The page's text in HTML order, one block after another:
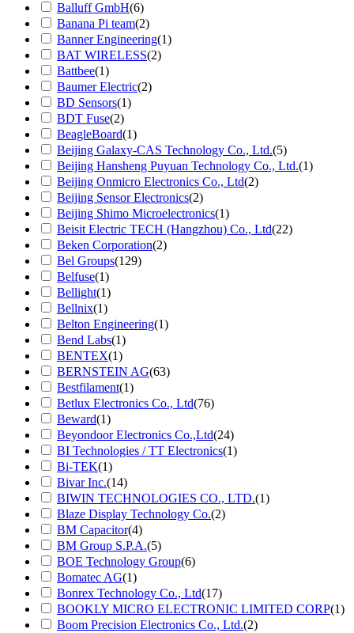
Balluff GmbH(6)
Banana Pi team(2)
Banner Engineering(1)
BAT WIRELESS(2)
Battbee(1)
Baumer Electric(2)
BD Sensors(1)
BDT Fuse(2)
BeagleBoard(1)
Beijing Galaxy-CAS Technology Co., Ltd.(5)
Beijing Hansheng Puyuan Technology Co., Ltd.(1)
Beijing Onmicro Electronics Co., Ltd(2)
Beijing Sensor Electronics(2)
Beijing Shimo Microelectronics(1)
Beisit Electric TECH (Hangzhou) Co., Ltd(22)
Beken Corporation(2)
Bel Groups(129)
Belfuse(1)
Bellight(1)
Bellnix(1)
Belton Engineering(1)
Bend Labs(1)
BENTEX(1)
BERNSTEIN AG(63)
Bestfilament(1)
Betlux Electronics Co., Ltd(76)
Beward(1)
Beyondoor Electronics Co.,Ltd(24)
BI Technologies / TT Electronics(1)
Bi-TEK(1)
Bivar Inc.(14)
BIWIN TECHNOLOGIES CO., LTD.(1)
Blaze Display Technology Co.(2)
BM Capacitor(4)
BM Group S.P.A.(5)
BOE Technology Group(6)
Bomatec AG(1)
Bonrex Technology Co., Ltd(17)
BOOKLY MICRO ELECTRONIC LIMITED CORP(1)
Boom Precision Electronics Co., Ltd.(2)